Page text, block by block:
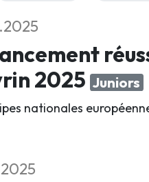
2025 Juniors
nationales